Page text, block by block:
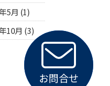
5月 (1)
10月 (3)
お問合せ